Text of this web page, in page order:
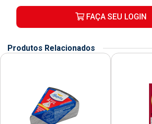
FAÇA SEU LOGIN
Produtos Relacionados